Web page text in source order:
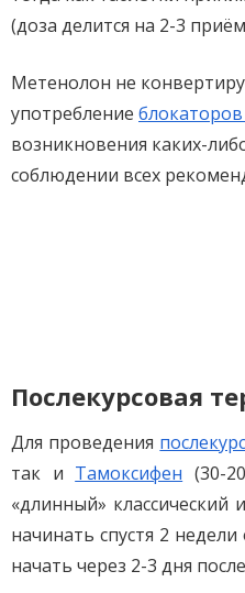
(доза делится на 2-3
Метенолон не
употребление
возникновения каких-
соблюдении всех
Послекурсовая
Для проведения
так и Тамоксифен (30-
«длинный»
начинать спустя 2
начать через 2-3 дня